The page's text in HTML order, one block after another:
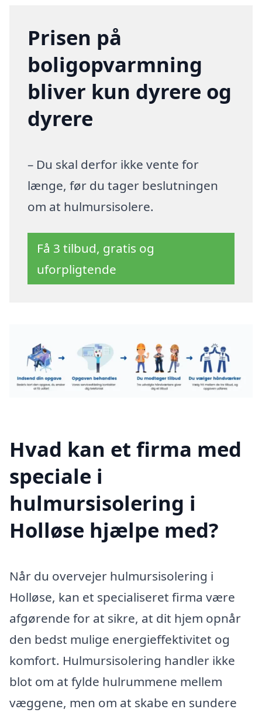
Prisen på
boligopvarmning
bliver kun dyrere og
dyrere
– Du skal derfor ikke vente for
længe, før du tager beslutningen
om at hulmursisolere.
Få 3 tilbud, gratis og
uforpligtende
Hvad kan et firma med
speciale i
hulmursisolering i
Holløse hjælpe med?
Når du overvejer hulmursisolering i
Holløse, kan et specialiseret firma være
afgørende for at sikre, at dit hjem opnår
den bedst mulige energieffektivitet og
komfort. Hulmursisolering handler ikke
blot om at fylde hulrummene mellem
væggene, men om at skabe en sundere